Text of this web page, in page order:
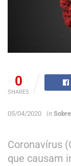
0
SHARES
05/04/2020 in
Coronavírus
que causam